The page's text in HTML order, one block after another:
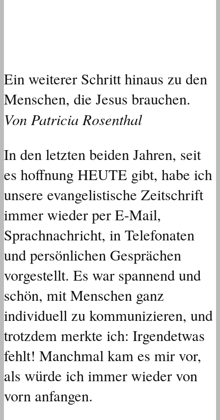
Ein weiterer Schritt hinaus zu den
Menschen, die Jesus brauchen.
Von Patricia Rosenthal
In den letzten beiden Jahren, seit
es hoffnung HEUTE gibt, habe ich
unsere evangelistische Zeitschrift
immer wieder per E-Mail,
Sprachnachricht, in Telefonaten
und persönlichen Gesprächen
vorgestellt. Es war spannend und
schön, mit Menschen ganz
individuell zu kommunizieren, und
trotzdem merkte ich: Irgendetwas
fehlt! Manchmal kam es mir vor,
als würde ich immer wieder von
vorn anfangen.